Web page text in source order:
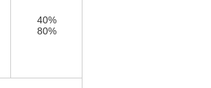
40%
80%